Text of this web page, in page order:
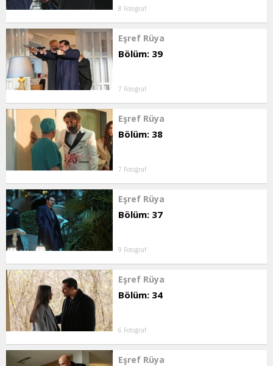
8 Fotoğraf
Eşref Rüya
Bölüm: 39
7 Fotoğraf
Eşref Rüya
Bölüm: 38
7 Fotoğraf
Eşref Rüya
Bölüm: 37
9 Fotoğraf
Eşref Rüya
Bölüm: 34
6 Fotoğraf
Eşref Rüya